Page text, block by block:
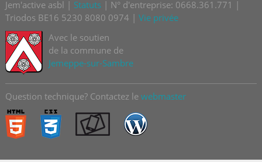
Jem'active asbl | Statuts| N° d'entreprise: 0668.361.771 |
Triodos BE16 5230 8080 0974 | Vie privée
Avec le soutien
de la commune de
Jemeppe-sur-Sambre
Question technique? Contactez le webmaster